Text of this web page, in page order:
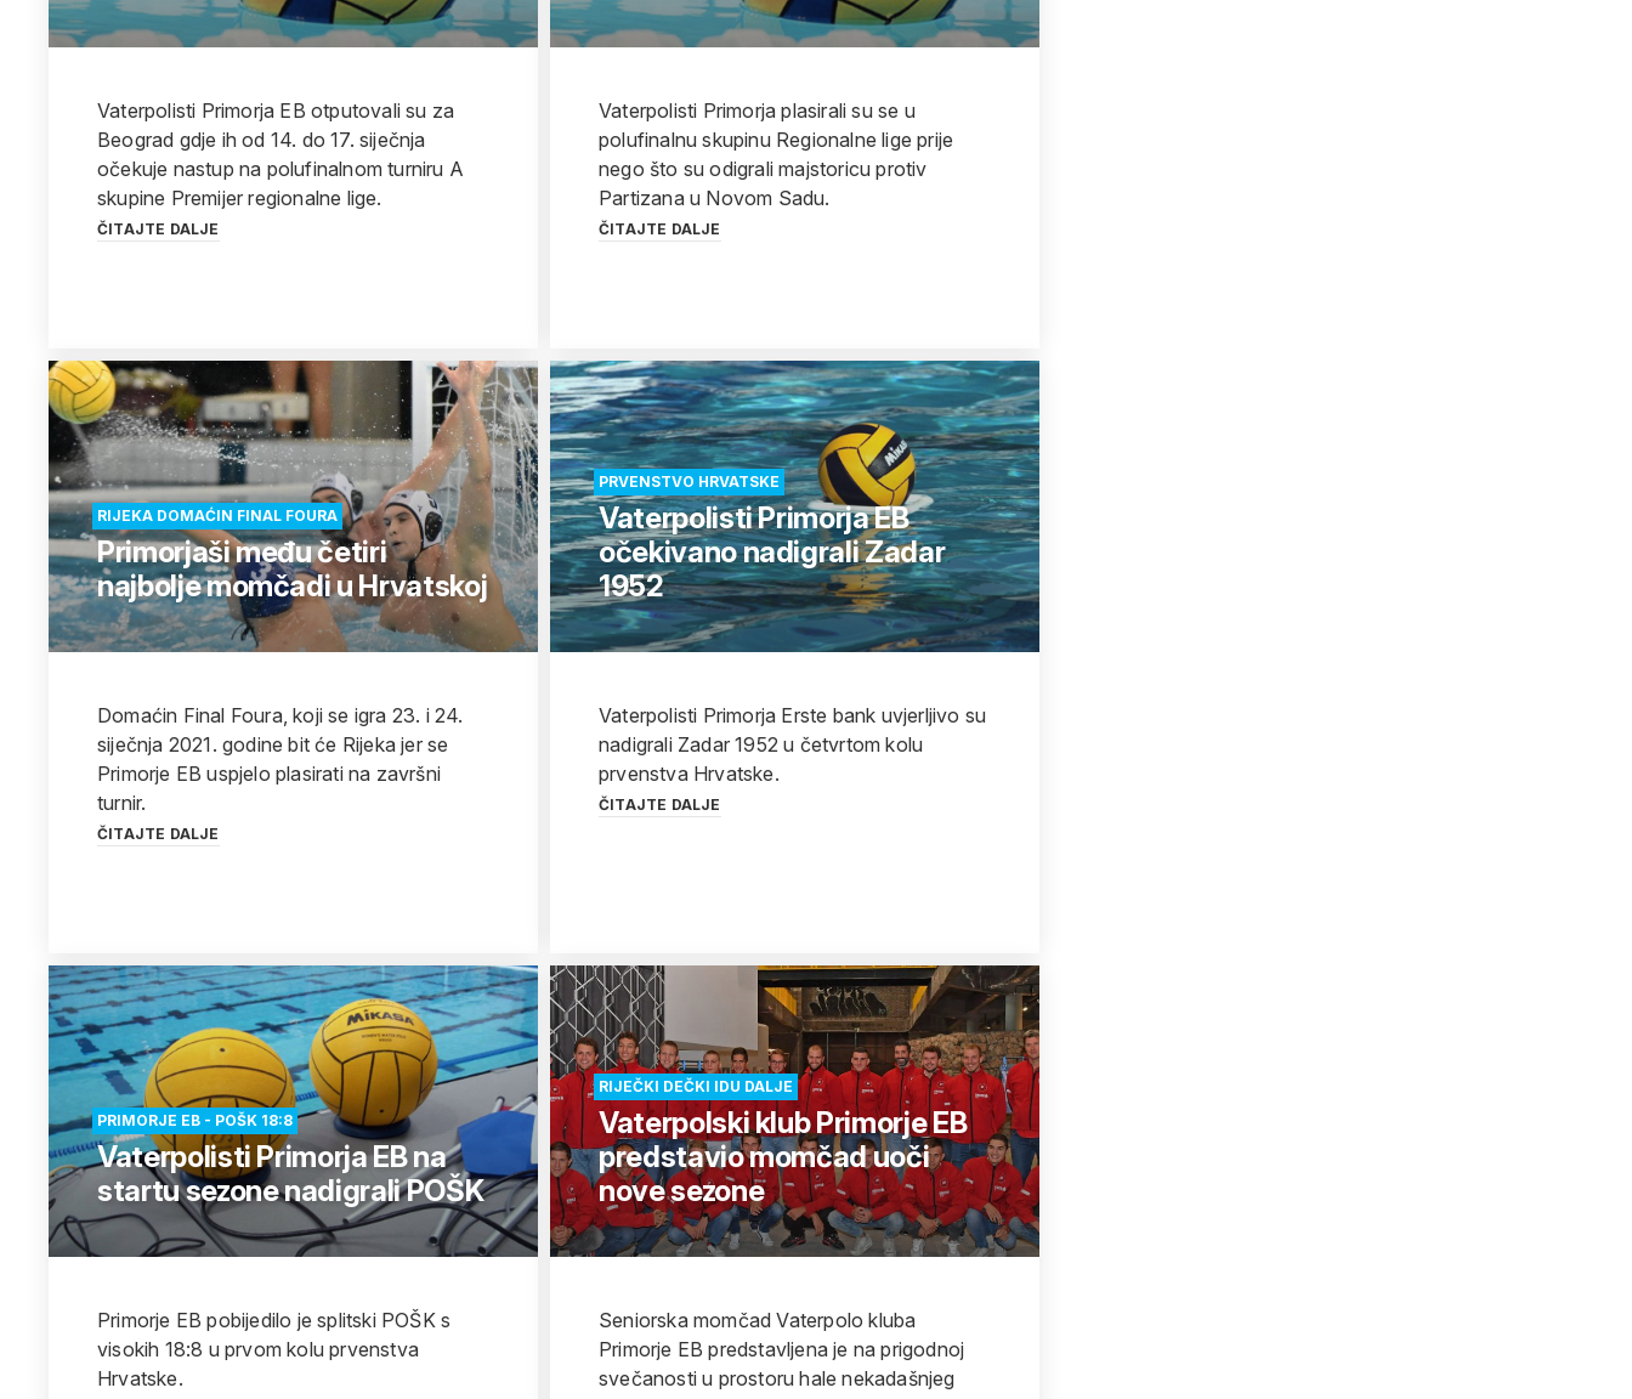
Vaterpolisti Primorja EB otputovali su za
Beograd gdje ih od 14. do 17. siječnja
očekuje nastup na polufinalnom turniru A
skupine Premijer regionalne lige.
ČITAJTE DALJE
Vaterpolisti Primorja plasirali su se u
polufinalnu skupinu Regionalne lige prije
nego što su odigrali majstoricu protiv
Partizana u Novom Sadu.
ČITAJTE DALJE
RIJEKA DOMAĆIN FINAL FOURA
Primorjaši među četiri
najbolje momčadi u Hrvatskoj
Domaćin Final Foura, koji se igra 23. i 24.
siječnja 2021. godine bit će Rijeka jer se
Primorje EB uspjelo plasirati na završni
turnir.
ČITAJTE DALJE
PRVENSTVO HRVATSKE
Vaterpolisti Primorja EB
očekivano nadigrali Zadar
1952
Vaterpolisti Primorja Erste bank uvjerljivo su
nadigrali Zadar 1952 u četvrtom kolu
prvenstva Hrvatske.
ČITAJTE DALJE
PRIMORJE EB - POŠK 18:8
Vaterpolisti Primorja EB na
startu sezone nadigrali POŠK
Primorje EB pobijedilo je splitski POŠK s
visokih 18:8 u prvom kolu prvenstva
Hrvatske.
RIJEČKI DEČKI IDU DALJE
Vaterpolski klub Primorje EB
predstavio momčad uoči
nove sezone
Seniorska momčad Vaterpolo kluba
Primorje EB predstavljena je na prigodnoj
svečanosti u prostoru hale nekadašnjeg